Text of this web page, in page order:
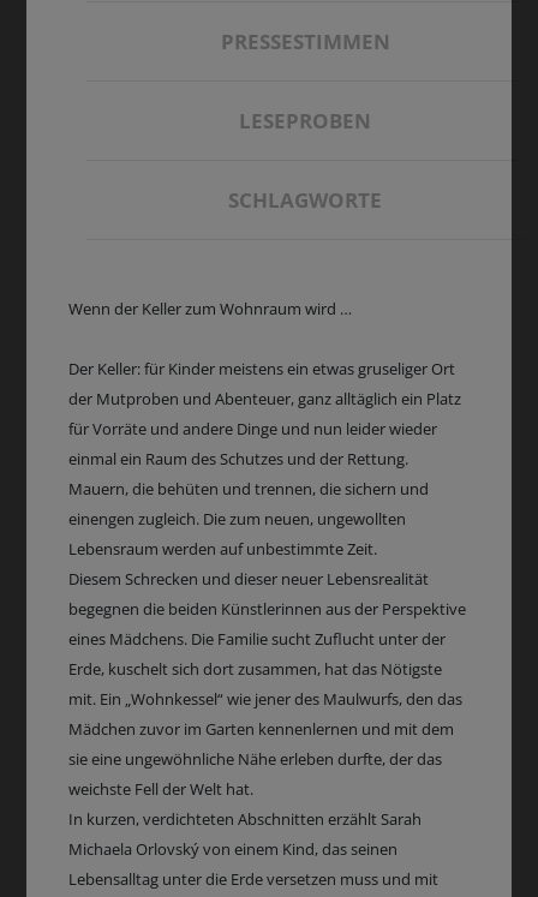
PRESSESTIMMEN
LESEPROBEN
SCHLAGWORTE
Wenn der Keller zum Wohnraum wird …
Der Keller: für Kinder meistens ein etwas gruseliger Ort
der Mutproben und Abenteuer, ganz alltäglich ein Platz
für Vorräte und andere Dinge und nun leider wieder
einmal ein Raum des Schutzes und der Rettung.
Mauern, die behüten und trennen, die sichern und
einengen zugleich. Die zum neuen, ungewollten
Lebensraum werden auf unbestimmte Zeit.
Diesem Schrecken und dieser neuer Lebensrealität
begegnen die beiden Künstlerinnen aus der Perspektive
eines Mädchens. Die Familie sucht Zuflucht unter der
Erde, kuschelt sich dort zusammen, hat das Nötigste
mit. Ein „Wohnkessel“ wie jener des Maulwurfs, den das
Mädchen zuvor im Garten kennenlernen und mit dem
sie eine ungewöhnliche Nähe erleben durfte, der das
weichste Fell der Welt hat.
In kurzen, verdichteten Abschnitten erzählt Sarah
Michaela Orlovský von einem Kind, das seinen
Lebensalltag unter die Erde versetzen muss und mit